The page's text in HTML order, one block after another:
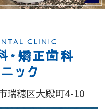
瑞穂区大殿町4-10